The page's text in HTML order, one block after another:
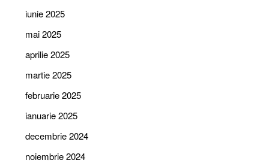
iunie 2025
mai 2025
aprilie 2025
martie 2025
februarie 2025
ianuarie 2025
decembrie 2024
noiembrie 2024